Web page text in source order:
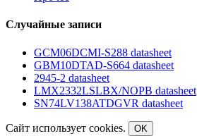
Случайные записи
GCM06DCMI-S288 datasheet
GBM10DTAD-S664 datasheet
2945-2 datasheet
LMX2332LSLBX/NOPB datasheet
SN74LV138ATDGVR datasheet
Сайт использует cookies.
OK